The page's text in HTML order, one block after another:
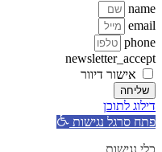
name
email
phone
newsletter_accept
אישור דיוור
שליחה
דילוג לתוכן
פתח סרגל נגישות
כלי נגישות